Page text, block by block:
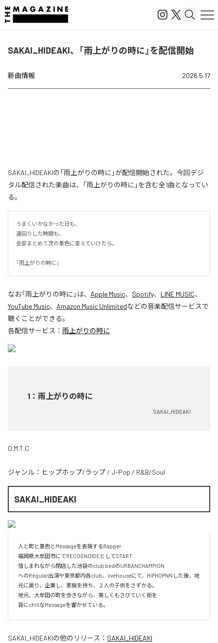
SAKAI_HIDEAKI、「雨上がりの時に」を配信開始
新曲情報 2026.5.17
SAKAI_HIDEAKIの「雨上がりの時に」が配信開始された。今回デジ
タル配信された楽曲は、「雨上がりの時に」を含む全1曲となってい
る。
うまくいかなかった日も、
遠回りした時間も、
全部まとめて次の景色に変えていけたら。
「雨上がりの時に」
なお「雨上がりの時に 」は、 Apple Music、 Spotify、 LINE MUSIC、
YouTube Music、 Amazon Music Unlimitedなどの音楽配信サービスで
聴くことができる。
各配信サービス： 雨上がりの時に
1 ： 雨上がりの時に
SAKAI_HIDEAKI
O.M.T.C
ジャンル： ヒップホップ/ラップ / J-Pop / R&B/Soul
SAKAI_HIDEAKI
人と町と景色とMessageを表現するRapper
福岡県大牟田市にてRECOGNOISEとしてSTART
惜しまれながら閉店した池袋のclub bedのURBANCHAMPION
へのRegular出演や東京都内各club、livehouseにて、HIPHOPNNした後、地
元に戻り、企業し、家族を持ち、２人の子供をさずかる。
地元、大牟田の町を歩きながら、美しくもさびていく街を
背にchillなMessageを響かせている。
SAKAI_HIDEAKIの他のリリース： SAKAI_HIDEAKI